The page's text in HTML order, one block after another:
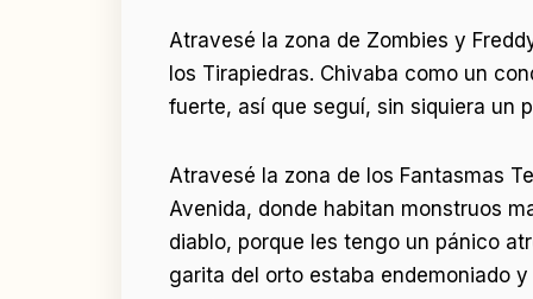
Atravesé la zona de Zombies y
los Tirapiedras. Chivaba como un
fuerte, así que seguí, sin siquiera un
Atravesé la zona de los Fantasmas
Avenida, donde habitan monstruos
diablo, porque les tengo un pánico
garita del orto estaba endemoniado